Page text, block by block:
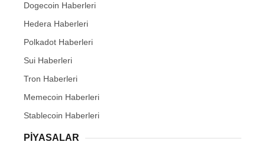
Dogecoin Haberleri
Hedera Haberleri
Polkadot Haberleri
Sui Haberleri
Tron Haberleri
Memecoin Haberleri
Stablecoin Haberleri
PIYASALAR